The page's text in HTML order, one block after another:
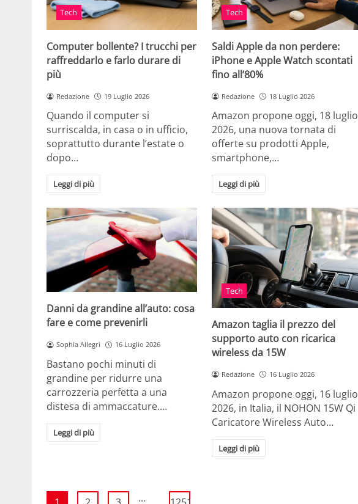
Tech
Computer bollente? I trucchi per
raffreddarlo e farlo durare di
più
Redazione 19 Luglio 2026
Quando il computer si
surriscalda, in casa o in ufficio,
soprattutto durante l’estate o
dopo…
Leggi di più
Tech
Saldi Apple da non perdere:
iPhone e Apple Watch scontati
fino all’80%
Redazione 18 Luglio 2026
Amazon propone oggi, 18 luglio
2026, una nuova tornata di
offerte su prodotti Apple,
smartphone,…
Leggi di più
Danni da grandine all’auto: cosa
fare e come prevenirli
Sophia Allegri 16 Luglio 2026
Bastano pochi minuti di
grandine per ridurre una
carrozzeria perfetta a una
distesa di ammaccature.…
Leggi di più
Tech
Amazon taglia il prezzo del
supporto auto con ricarica
wireless da 15W
Redazione 16 Luglio 2026
Amazon propone oggi, 16 luglio
2026, in Italia, il NOHON 15W Qi
Caricatore Wireless Auto…
Leggi di più
...